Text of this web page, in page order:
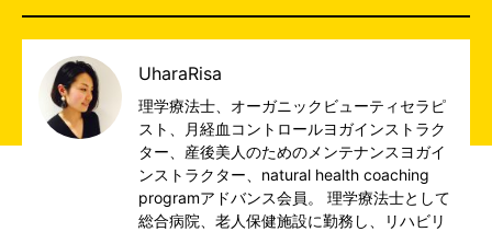
UharaRisa
理学療法士、オーガニックビューティセラピ
スト、月経血コントロールヨガインストラク
ター、産後美人のためのメンテナンスヨガイ
ンストラクター、natural health coaching
programアドバンス会員。 理学療法士として
総合病院、老人保健施設に勤務し、リハビリ